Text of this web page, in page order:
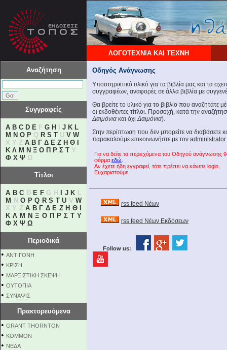
ΛΟΓΟΤΕΧΝΙΑ ΚΑΙ ΤΕΧΝΗ
Αναζήτηση
Συγγραφείς
A B C D E F G H J K L
M N O P Q R S T U V W
X Y Z Α Β Γ Δ Ε Ζ Η Θ
Κ Λ Μ Ν Ξ Ο Π Ρ Σ Τ Υ
Φ Χ Ψ Ω
Τίτλοι
A B C D E FG H J K L
M
N O P Q R S T U V W
X Y ZΑ Β Γ Δ Ε Ζ Η Θ
Κ Λ Μ Ν Ξ Ο Π Ρ Σ Τ Υ
Φ Χ Ψ Ω
Περιοδικά
• ΑΝΤΙΓΟΝΗ
• ΚΡΙΣΗ
• ΜΑΡΞΙΣΤΙΚΗ ΣΚΕΨΗ
• ΟΥΤΟΠΙΑ
• ΣΥΝΑΨΙΣ
Πρακτορευόμενα
• GRANT THORNTON
• KOMMON
• NEΔΑ
Οδηγός Ανάγνωσης
Υποστηρικτικό υλικό για τα βιβλία μας και τα
συγγραφέων, αναφορές σε άλλα βιβλία με
Θα βρείτε το υλικό για το βιβλίο που αναζητάτε
οι εκδοθέντες τίτλοι. Προσοχή, κατά την
Δαιμόνια και όχιΔαιμόνια).
Στην περίπτωση που δεν μπορείτε να διαβάσετε
παρακαλούμε επικοινωνήστε με τον administrator
Για να δείτε τα περιεχόμενα του Οδηγού
φόρμα εδώ
Αν έχετε ήδη εγγραφεί, τότε πρέπει να κάνετε login.
Ευχαριστούμε
rss feed Νέων
rss feed Νέων Εκδόσεων
Follow us: